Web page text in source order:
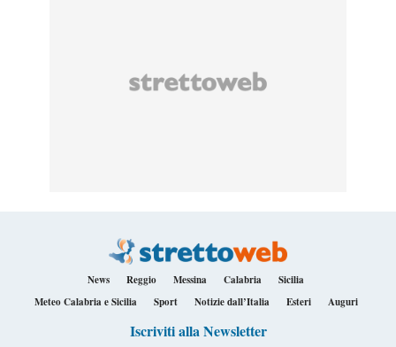
News Reggio Messina Calabria
Sicilia
Meteo Calabria e Sicilia
Sport Notizie dall’Italia Esteri Auguri
Iscriviti alla Newsletter